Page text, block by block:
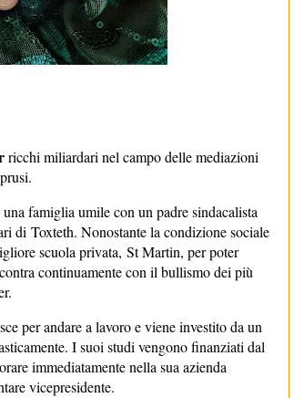
ricchi miliardari nel campo delle mediazioni
famiglia umile con un padre sindacalista
di Toxteth. Nonostante la condizione sociale
scuola privata, St Martin, per poter
continuamente con il bullismo dei più
per andare a lavoro e viene investito da un
I suoi studi vengono finanziati dal
immediatamente nella sua azienda
vicepresidente.